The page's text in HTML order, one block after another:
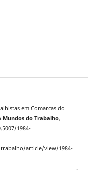
em Comarcas do
Mundos do Trabalho,
1984-
article/view/1984-